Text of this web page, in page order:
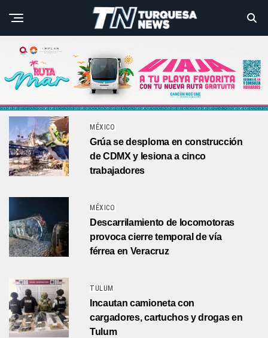
MÉXICO
Grúa se desploma en construcción
de CDMX y lesiona a cinco
trabajadores
MÉXICO
Descarrilamiento de locomotoras
provoca cierre temporal de vía
férrea en Veracruz
TULUM
Incautan camioneta con
cargadores, cartuchos y drogas en
Tulum